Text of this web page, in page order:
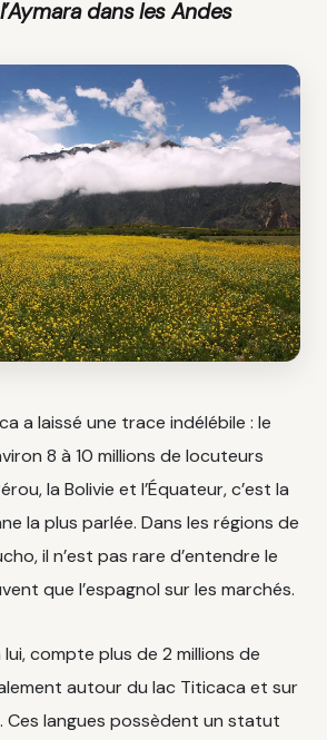
dans les Andes
a laissé une trace indélébile : le
8 à 10 millions de locuteurs
la Bolivie et l’Équateur, c’est la
la plus parlée. Dans les régions de
il n’est pas rare d’entendre le
que l’espagnol sur les marchés.
lui, compte plus de 2 millions de
autour du lac Titicaca et sur
Ces langues possèdent un statut